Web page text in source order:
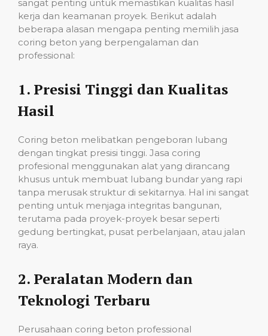
sangat penting untuk memastikan kualitas hasil
kerja dan keamanan proyek. Berikut adalah
beberapa alasan mengapa penting memilih jasa
coring beton yang berpengalaman dan
professional:
1. Presisi Tinggi dan Kualitas
Hasil
Coring beton melibatkan pengeboran lubang
dengan tingkat presisi tinggi. Jasa coring
profesional menggunakan alat yang dirancang
khusus untuk membuat lubang bundar yang rapi
tanpa merusak struktur di sekitarnya. Hal ini sangat
penting untuk menjaga integritas bangunan,
terutama pada proyek-proyek besar seperti
gedung bertingkat, pusat perbelanjaan, atau jalan
raya.
2. Peralatan Modern dan
Teknologi Terbaru
Perusahaan coring beton professional